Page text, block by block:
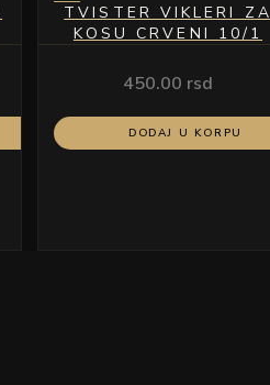
TVISTER VIKLERI ZA
KOSU CRVENI 10/1
450.00 rsd
DODAJ U KORPU